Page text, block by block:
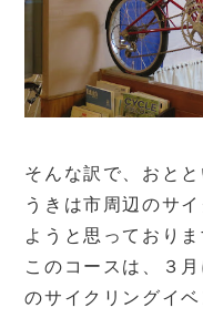
そんな訳で、おと
うきは市周辺のサ
ようと思っておりま
このコースは、３
のサイクリングイ